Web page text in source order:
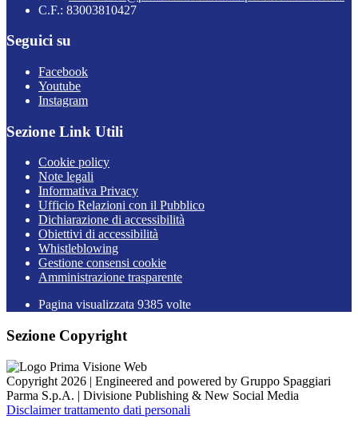
C.F.: 83003810427
Seguici su
Facebook
Youtube
Instagram
Sezione Link Utili
Cookie policy
Note legali
Informativa Privacy
Ufficio Relazioni con il Pubblico
Dichiarazione di accessibilità
Obiettivi di accessibilità
Whistleblowing
Gestione consensi cookie
Amministrazione trasparente
Pagina visualizzata 9385 volte
Sezione Copyright
Copyright 2026 | Engineered and powered by Gruppo Spaggiari
Parma S.p.A. | Divisione Publishing & New Social Media
Disclaimer trattamento dati personali